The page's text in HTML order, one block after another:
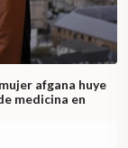
afgana huye
medicina en